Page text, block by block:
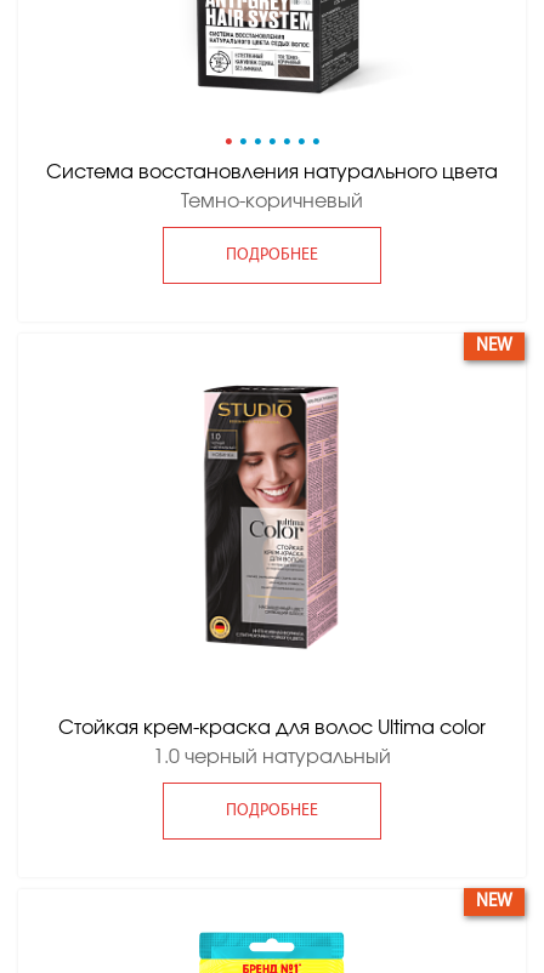
• • • • • • •
Система восстановления натурального цвета
Темно-коричневый
ПОДРОБНЕЕ
Стойкая крем-краска для волос Ultima color
1.0 черный натуральный
ПОДРОБНЕЕ
NEW
NEW